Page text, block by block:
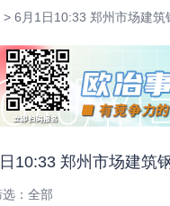
螺纹钢价格指数
0
> 6月1日10:33 郑州市场建筑
10:33 郑州市场建筑
： 全部